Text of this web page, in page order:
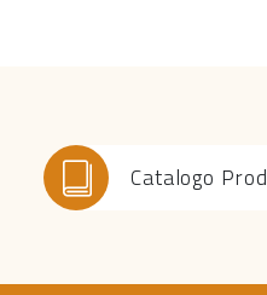
Catalogo